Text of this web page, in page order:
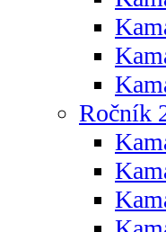
Ročník